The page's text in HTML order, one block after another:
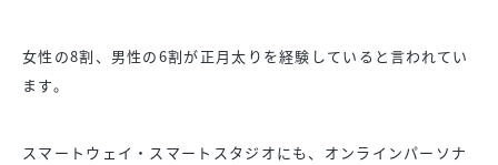
女性の8割、男性の6割が正月太りを経験していると言われてい
ます。
スマートウェイ・スマートスタジオにも、オンラインパーソナ